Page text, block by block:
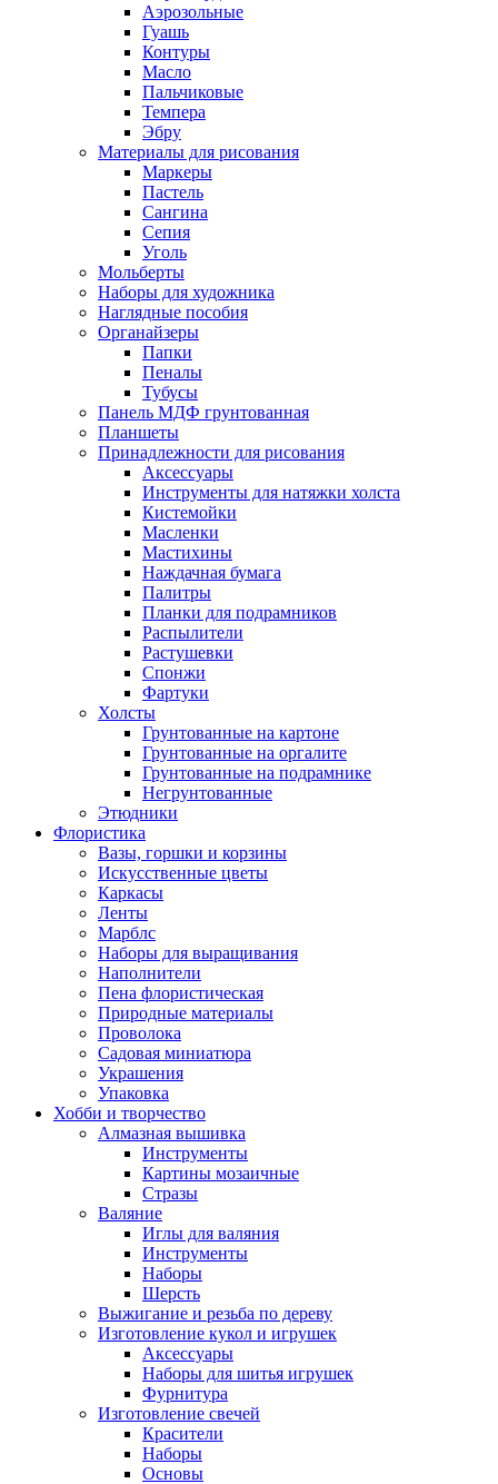
Аэрозольные
Гуашь
Контуры
Масло
Пальчиковые
Темпера
Эбру
Материалы для рисования
Маркеры
Пастель
Сангина
Сепия
Уголь
Мольберты
Наборы для художника
Наглядные пособия
Органайзеры
Папки
Пеналы
Тубусы
Панель МДФ грунтованная
Планшеты
Принадлежности для рисования
Аксессуары
Инструменты для натяжки холста
Кистемойки
Масленки
Мастихины
Наждачная бумага
Палитры
Планки для подрамников
Распылители
Растушевки
Спонжи
Фартуки
Холсты
Грунтованные на картоне
Грунтованные на оргалите
Грунтованные на подрамнике
Негрунтованные
Этюдники
Флористика
Вазы, горшки и корзины
Искусственные цветы
Каркасы
Ленты
Марблс
Наборы для выращивания
Наполнители
Пена флористическая
Природные материалы
Проволока
Садовая миниатюра
Украшения
Упаковка
Хобби и творчество
Алмазная вышивка
Инструменты
Картины мозаичные
Стразы
Валяние
Иглы для валяния
Инструменты
Наборы
Шерсть
Выжигание и резьба по дереву
Изготовление кукол и игрушек
Аксессуары
Наборы для шитья игрушек
Фурнитура
Изготовление свечей
Красители
Наборы
Основы